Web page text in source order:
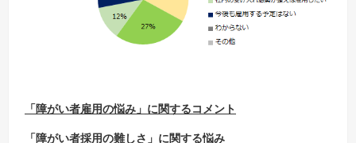
「障がい者雇用の悩み」に関するコメント
「障がい者採用の難しさ」に関する悩み